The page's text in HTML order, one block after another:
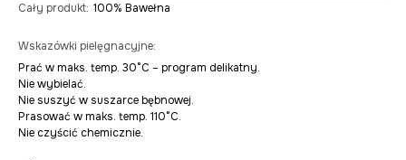
Cały produkt: 100% Bawełna
Wskazówki pielęgnacyjne:
Prać w maks. temp. 30°C – program delikatny.
Nie wybielać.
Nie suszyć w suszarce bębnowej.
Prasować w maks. temp. 110°C.
Nie czyścić chemicznie.